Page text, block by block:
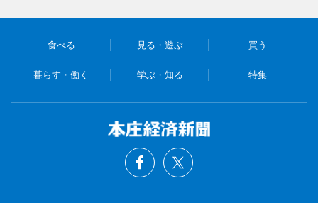
食べる 見る・遊ぶ 買う
暮らす・働く 学ぶ・知る 特集